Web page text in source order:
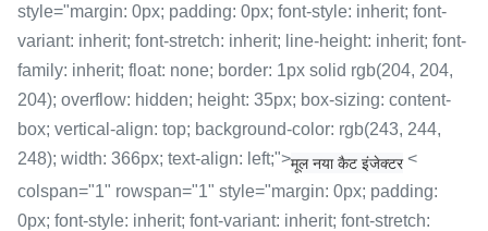
style="margin: 0px; padding: 0px; font-style: inherit; font-
variant: inherit; font-stretch: inherit; line-height: inherit; font-
family: inherit; float: none; border: 1px solid rgb(204, 204,
204); overflow: hidden; height: 35px; box-sizing: content-
box; vertical-align: top; background-color: rgb(243, 244,
248); width: 366px; text-align: left;">मूल नया कैट इंजेक्टर<
colspan="1" rowspan="1" style="margin: 0px; padding:
0px; font-style: inherit; font-variant: inherit; font-stretch: